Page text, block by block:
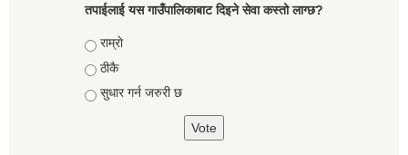
तपाईलाई यस गाउँपालिकाबाट दिइने सेवा कस्तो लाग्छ?
Choices
राम्राे
ठीकै
सुधार गर्न जरुरी छ